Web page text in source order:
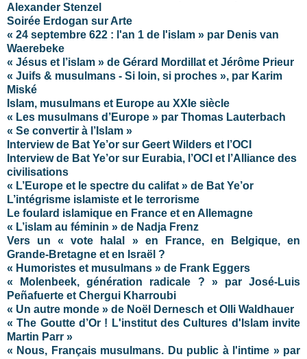
Alexander Stenzel
Soirée Erdogan sur Arte
« 24 septembre 622 : l'an 1 de l'islam » par Denis van
Waerebeke
« Jésus et l’islam » de Gérard Mordillat et Jérôme Prieur
« Juifs & musulmans - Si loin, si proches », par Karim
Miské
Islam, musulmans et Europe au XXIe siècle
« Les musulmans d’Europe » par Thomas Lauterbach
« Se convertir à l’Islam »
Interview de Bat Ye’or sur Geert Wilders et l’OCI
Interview de Bat Ye’or sur Eurabia, l’OCI et l’Alliance des
civilisations
« L’Europe et le spectre du califat » de Bat Ye’or
L’intégrisme islamiste et le terrorisme
Le foulard islamique en France et en Allemagne
« L’islam au féminin » de Nadja Frenz
Vers un « vote halal » en France, en Belgique, en
Grande-Bretagne et en Israël ?
« Humoristes et musulmans » de Frank Eggers
« Molenbeek, génération radicale ? » par José-Luis
Peñafuerte et Chergui Kharroubi
« Un autre monde » de Noël Dernesch et Olli Waldhauer
« The Goutte d’Or ! L'institut des Cultures d'Islam invite
Martin Parr »
« Nous, Français musulmans. Du public à l'intime » par